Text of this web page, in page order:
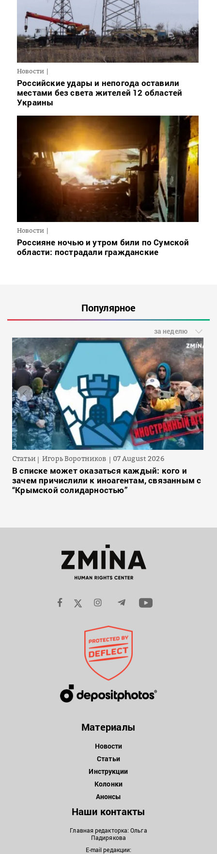
Новости
Российские удары и непогода оставили
местами без света жителей 12 областей
Украины
Новости
Россияне ночью и утром били по Сумской
области: пострадали гражданские
Популярное
за неделю
Статьи Игорь Воротников 07 August 2026
В списке может оказаться каждый: кого и
зачем причислили к иноагентам, связанным с
“Крымской солидарностью”
Материалы
Новости
Статьи
Инструкции
Колонки
Анонсы
Наши контакты
Главная редакторка: Ольга
Падирякова
E-mail редакции: